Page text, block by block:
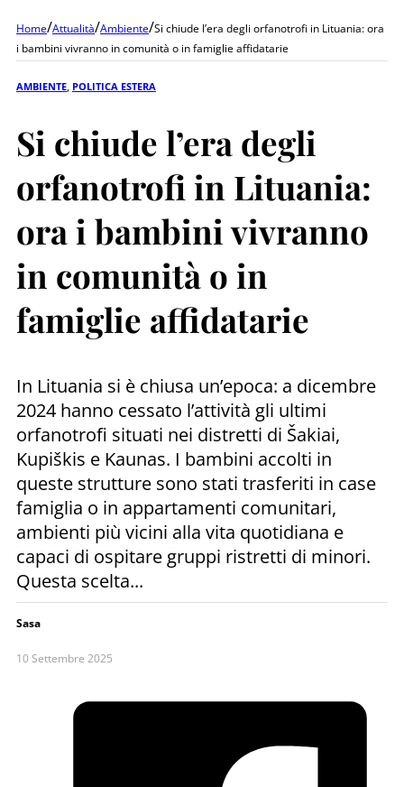
Home/Attualità/Ambiente/Si chiude l’era degli orfanotrofi in Lituania: ora
i bambini vivranno in comunità o in famiglie affidatarie
AMBIENTE POLITICA ESTERA
Si chiude l’era degli
orfanotrofi in Lituania:
ora i bambini vivranno
in comunità o in
famiglie affidatarie
In Lituania si è chiusa un’epoca: a dicembre
2024 hanno cessato l’attività gli ultimi
orfanotrofi situati nei distretti di Šakiai,
Kupiškis e Kaunas. I bambini accolti in
queste strutture sono stati trasferiti in case
famiglia o in appartamenti comunitari,
ambienti più vicini alla vita quotidiana e
capaci di ospitare gruppi ristretti di minori.
Questa scelta...
Sasa
10 Settembre 2025